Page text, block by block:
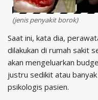
(jenis penyakit borok)
Saat ini, kata dia,
dilakukan di rumah sakit
akan mengeluarkan
justru sedikit atau
psikologis pasien.